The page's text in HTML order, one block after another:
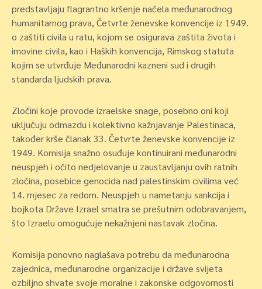
predstavljaju flagrantno kršenje načela međunarodnog
humanitarnog prava, Četvrte ženevske konvencije iz 1949.
o zaštiti civila u ratu, kojom se osigurava zaštita života i
imovine civila, kao i Haških konvencija, Rimskog statuta
kojim se utvrđuje Međunarodni kazneni sud i drugih
standarda ljudskih prava.
Zločini koje provode izraelske snage, posebno oni koji
uključuju odmazdu i kolektivno kažnjavanje Palestinaca,
također krše članak 33. Četvrte ženevske konvencije iz
1949. Komisija snažno osuđuje kontinuirani međunarodni
neuspjeh i očito nedjelovanje u zaustavljanju ovih ratnih
zločina, posebice genocida nad palestinskim civilima već
14. mjesec za redom. Neuspjeh u nametanju sankcija i
bojkota Države Izrael smatra se prešutnim odobravanjem,
što Izraelu omogućuje nekažnjeni nastavak zločina.
Komisija ponovno naglašava potrebu da međunarodna
zajednica, međunarodne organizacije i države svijeta
ozbiljno shvate svoje moralne i zakonske odgovornosti